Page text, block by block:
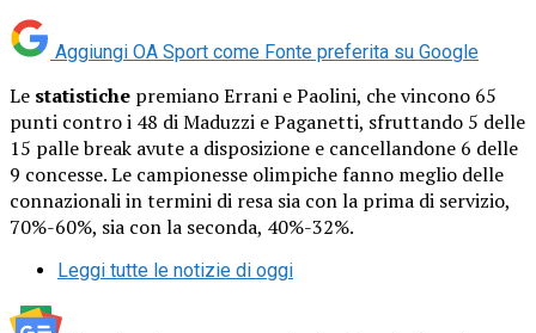
Aggiungi OA Sport come Fonte preferita su Google
Le statistiche premiano Errani e Paolini, che vincono 65
punti contro i 48 di Maduzzi e Paganetti, sfruttando 5 delle
15 palle break avute a disposizione e cancellandone 6 delle
9 concesse. Le campionesse olimpiche fanno meglio delle
connazionali in termini di resa sia con la prima di servizio,
70%-60%, sia con la seconda, 40%-32%.
Leggi tutte le notizie di oggi